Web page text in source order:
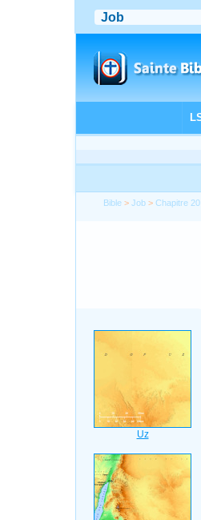
Bible >Job >Chapitre 20